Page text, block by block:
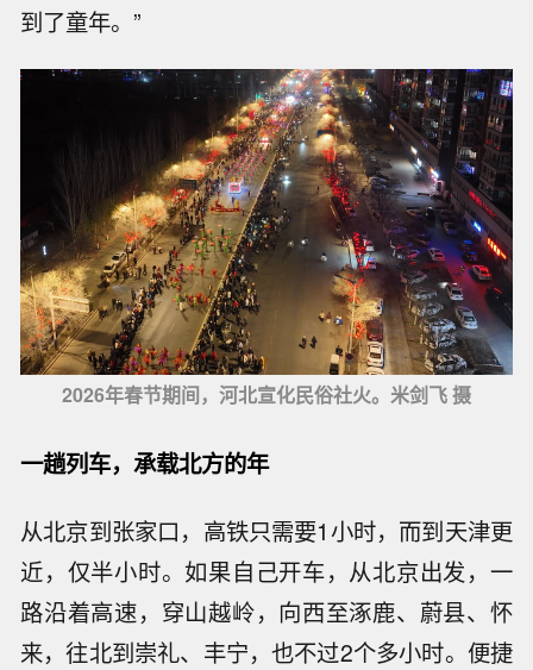
到了童年。”
2026年春节期间，河北宣化民俗社火。米剑飞 摄
一趟列车，承载北方的年
从北京到张家口，高铁只需要1小时，而到天津更
近，仅半小时。如果自己开车，从北京出发，一
路沿着高速，穿山越岭，向西至涿鹿、蔚县、怀
来，往北到崇礼、丰宁，也不过2个多小时。便捷